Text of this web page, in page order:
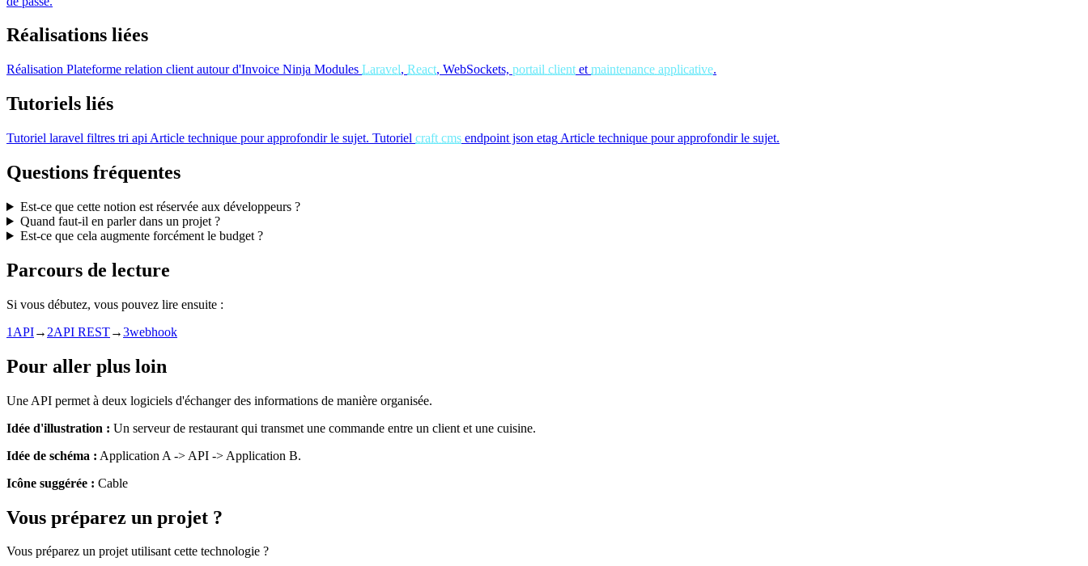
Réalisations liées
Réalisation Plateforme relation client autour d'Invoice Ninja Modules Laravel, React, WebSockets, portail client et maintenance applicative.
Tutoriels liés
Tutoriel laravel filtres tri api Article technique pour approfondir le sujet. Tutoriel craft cms endpoint json etag Article technique pour approfondir le sujet.
Questions fréquentes
Est-ce que cette notion est réservée aux développeurs ?
Quand faut-il en parler dans un projet ?
Est-ce que cela augmente forcément le budget ?
Parcours de lecture
Si vous débutez, vous pouvez lire ensuite :
1 API→ 2API REST→3webhook
Pour aller plus loin
Une API permet à deux logiciels d'échanger des informations de manière organisée.
Idée d'illustration : Un serveur de restaurant qui transmet une commande entre un client et une cuisine.
Idée de schéma : Application A -> API -> Application B.
Icône suggérée : Cable
Vous préparez un projet ?
Vous préparez un projet utilisant cette technologie ?